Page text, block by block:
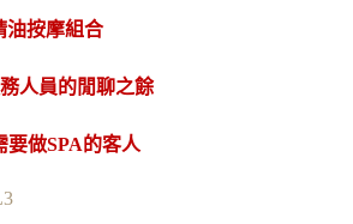
油按摩組合
人員的閒聊之餘
做SPA的客人